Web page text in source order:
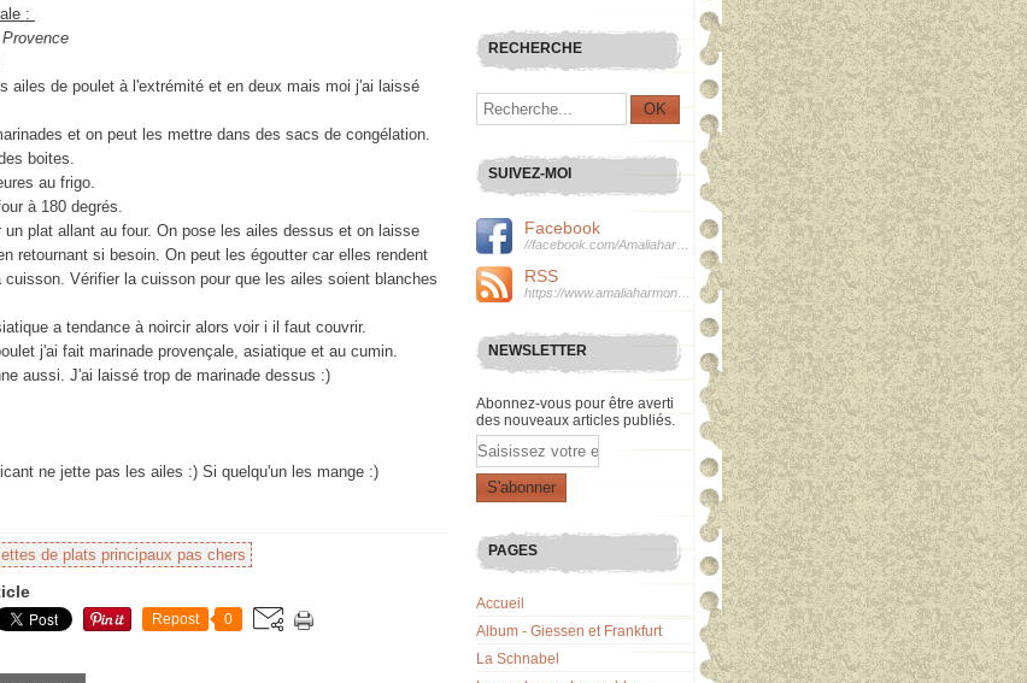
:
ailes de poulet à l'extrémité et en deux mais moi j'ai laissé
et on peut les mettre dans des sacs de congélation.
boites.
au frigo.
à 180 degrés.
un plat allant au four. On pose les ailes dessus et on laisse
retournant si besoin. On peut les égoutter car elles rendent
cuisson. Vérifier la cuisson pour que les ailes soient blanches
a tendance à noircir alors voir i il faut couvrir.
j'ai fait marinade provençale, asiatique et au cumin.
aussi. J'ai laissé trop de marinade dessus :)
ne jette pas les ailes :) Si quelqu'un les mange :)
de plats principaux pas chers
Repost 0
RECHERCHE
SUIVEZ-MOI
Facebook
RSS
NEWSLETTER
Abonnez-vous pour être averti
des nouveaux articles publiés.
Email
PAGES
Accueil
Album - Giessen et Frankfurt
La Schnabel